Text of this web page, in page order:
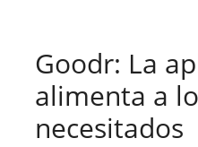
Goodr: La
alimenta a
necesitados